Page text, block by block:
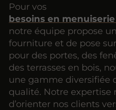
Pour vos
besoins en
notre équipe propose
fourniture et de pose
pour des portes, des
des terrasses en bois,
une gamme diversifiée
qualité. Notre expertise
d’orienter nos clients